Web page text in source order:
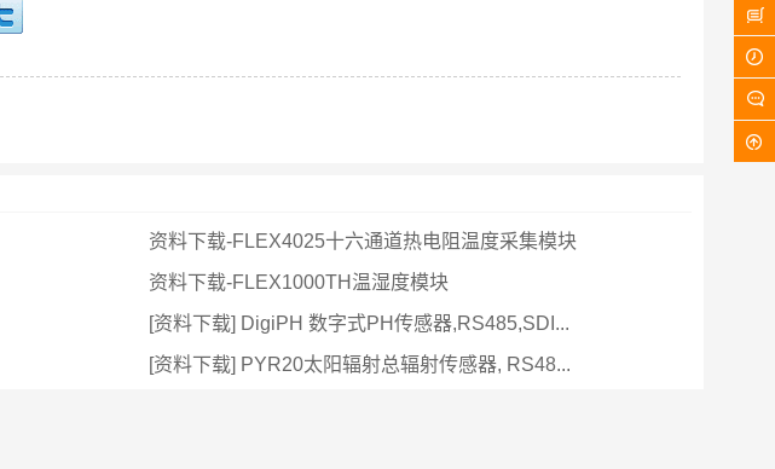
资料下载-FLEX4025十六通道热电阻温度采集模块
资料下载-FLEX1000TH温湿度模块
[资料下载] DigiPH 数字式PH传感器,RS485,SDI...
[资料下载] PYR20太阳辐射总辐射传感器, RS48...